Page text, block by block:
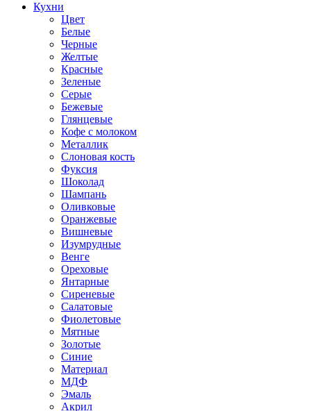
Кухни
Цвет
Белые
Черные
Желтые
Красные
Зеленые
Серые
Бежевые
Глянцевые
Кофе с молоком
Металлик
Слоновая кость
Фуксия
Шоколад
Шампань
Оливковые
Оранжевые
Вишневые
Изумрудные
Венге
Ореховые
Янтарные
Сиреневые
Салатовые
Фиолетовые
Мятные
Золотые
Синие
Материал
МДФ
Эмаль
Акрил